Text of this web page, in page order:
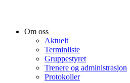
Om oss
Aktuelt
Terminliste
Gruppestyret
Trenere og administrasjon
Protokoller